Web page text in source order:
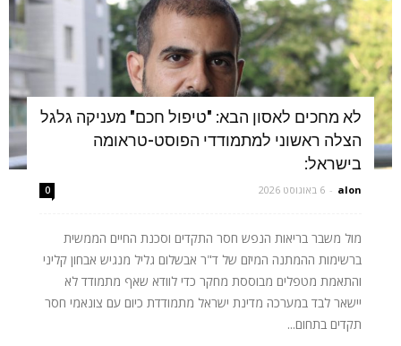
לא מחכים לאסון הבא: "טיפול חכם" מעניקה גלגל
הצלה ראשוני למתמודדי הפוסט-טראומה
בישראל:
alon
- 6 באוגוסט 2026 0
מול משבר בריאות הנפש חסר התקדים וסכנת החיים הממשית
ברשימות ההמתנה המיזם של ד"ר אבשלום גליל מנגיש אבחון קליני
והתאמת מטפלים מבוססת מחקר כדי לוודא שאף מתמודד לא
יישאר לבד במערכה מדינת ישראל מתמודדת כיום עם צונאמי חסר
תקדים בתחום...